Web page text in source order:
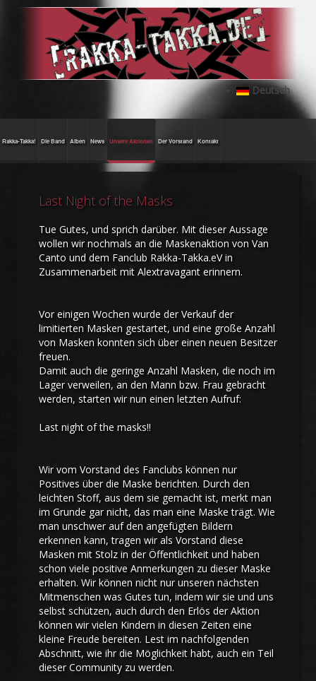
Deutsch
Rakka-Takka! Die Band Alben News Unsere Aktionen Der Vorstand Kontakt
Last Night of the Masks
Tue Gutes, und sprich darüber. Mit dieser Aussage
wollen wir nochmals an die Maskenaktion von Van
Canto und dem Fanclub Rakka-Takka.eV in
Zusammenarbeit mit Alextravagant erinnern.
Vor einigen Wochen wurde der Verkauf der
limitierten Masken gestartet, und eine große Anzahl
von Masken konnten sich über einen neuen Besitzer
freuen.
Damit auch die geringe Anzahl Masken, die noch im
Lager verweilen, an den Mann bzw. Frau gebracht
werden, starten wir nun einen letzten Aufruf:
Last night of the masks!!
Wir vom Vorstand des Fanclubs können nur
Positives über die Maske berichten. Durch den
leichten Stoff, aus dem sie gemacht ist, merkt man
im Grunde gar nicht, das man eine Maske trägt. Wie
man unschwer auf den angefügten Bildern
erkennen kann, tragen wir als Vorstand diese
Masken mit Stolz in der Öffentlichkeit und haben
schon viele positive Anmerkungen zu dieser Maske
erhalten. Wir können nicht nur unseren nächsten
Mitmenschen was Gutes tun, indem wir sie und uns
selbst schützen, auch durch den Erlös der Aktion
können wir vielen Kindern in diesen Zeiten eine
kleine Freude bereiten. Lest im nachfolgenden
Abschnitt, wie ihr die Möglichkeit habt, auch ein Teil
dieser Community zu werden.